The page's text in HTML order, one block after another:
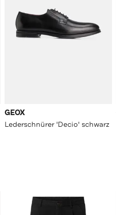
GEOX
Lederschnürer 'Decio' schwarz